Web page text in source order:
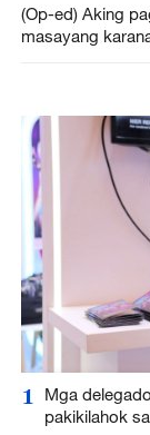
(Op-ed) Aking
masayang
1
Mga
pakikilahok